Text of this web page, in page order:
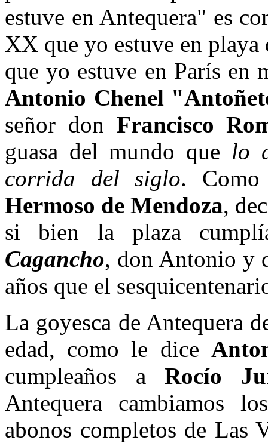
estuve en Antequera" es
XX que yo estuve en
que yo estuve en París en
Antonio Chenel
señor don Francisco
guasa del mundo que lo
corrida del siglo. Como
Hermoso de Mendoza,
si bien la plaza
Cagancho, don Antonio y
años que el
La goyesca de Antequera
edad, como le dice
cumpleaños aRocío
Antequera cambiamos
abonos completos de Las